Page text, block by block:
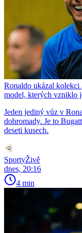
Ronaldo ukázal
model, kterých vzniklo
Jeden jediný vůz v
dohromady. Je to
deseti kusech.
SportyŽivě
dnes, 20:16
4 min